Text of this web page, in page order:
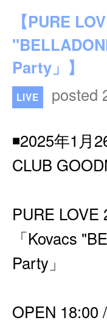
【PURE
Party」】
LIVE posted
◾️2025年1
CLUB
PURE LOVE
「Kovacs
Party」
OPEN 18:00